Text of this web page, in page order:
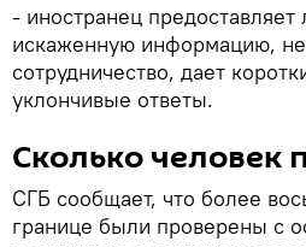
- иностранец
искаженную информацию, не
сотрудничество, дает
уклончивые ответы.
Сколько человек
СГБ сообщает, что более
границе были проверены с